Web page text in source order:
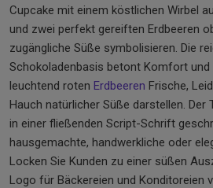
Cupcake mit einem köstlichen Wirbel
und zwei perfekt gereiften Erdbeeren
zugängliche Süße symbolisieren. Die
Schokoladenbasis betont Komfort und
leuchtend roten Erdbeeren Frische,
Hauch natürlicher Süße darstellen. Der
in einer fließenden Script-Schrift
hausgemachte, handwerkliche oder
Locken Sie Kunden zu einer süßen
Logo für Bäckereien und Konditoreien